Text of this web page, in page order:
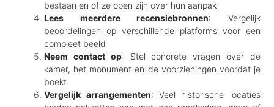
bestaan en of ze open zijn over hun aanpak
Lees meerdere recensiebronnen: Vergelijk
beoordelingen op verschillende platforms voor een
compleet beeld
Neem contact op: Stel concrete vragen over de
kamer, het monument en de voorzieningen voordat je
boekt
Vergelijk arrangementen: Veel historische locaties